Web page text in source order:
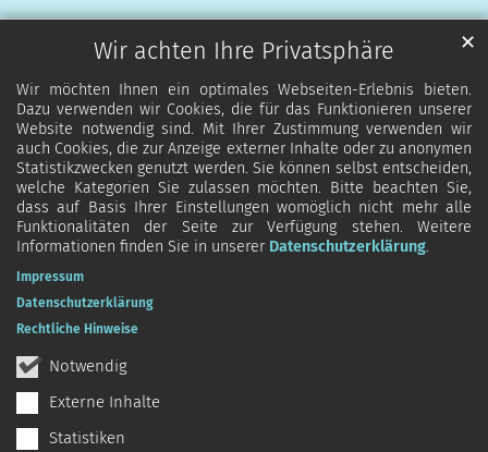
Wir achten Ihre Privatsphäre
Wir möchten Ihnen ein optimales Webseiten-Erlebnis bieten.
Dazu verwenden wir Cookies, die für das Funktionieren unserer
Website notwendig sind. Mit Ihrer Zustimmung verwenden wir
auch Cookies, die zur Anzeige externer Inhalte oder zu anonymen
Statistikzwecken genutzt werden. Sie können selbst entscheiden,
welche Kategorien Sie zulassen möchten. Bitte beachten Sie,
dass auf Basis Ihrer Einstellungen womöglich nicht mehr alle
Funktionalitäten der Seite zur Verfügung stehen. Weitere
Informationen finden Sie in unserer Datenschutzerklärung.
Notwendig
Externe Inhalte
Statistiken
✕
Impressum
Datenschutzerklärung
Rechtliche Hinweise